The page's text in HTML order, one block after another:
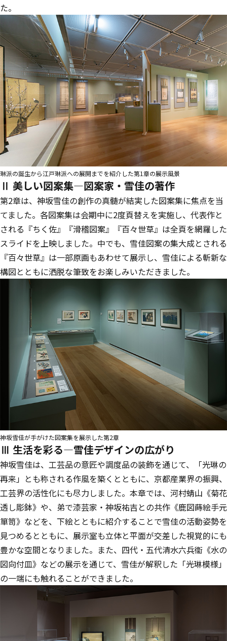
た。
琳派の誕生から江戸琳派への展開までを紹介した第1章の展示風景
Ⅱ 美しい図案集―図案家・雪佳の著作
第2章は、神坂雪佳の創作の真髄が結実した図案集に焦点を当
てました。各図案集は会期中に2度頁替えを実施し、代表作と
される『ちく佐』『滑稽図案』『百々世草』は全頁を網羅した
スライドを上映しました。中でも、雪佳図案の集大成とされる
『百々世草』は一部原画もあわせて展示し、雪佳による斬新な
構図とともに洒脱な筆致をお楽しみいただきました。
神坂雪佳が手がけた図案集を展示した第2章
Ⅲ 生活を彩る―雪佳デザインの広がり
神坂雪佳は、工芸品の意匠や調度品の装飾を通じて、「光琳の
再来」とも称される作風を築くとともに、京都産業界の振興、
工芸界の活性化にも尽力しました。本章では、河村蜻山《菊花
透し彫鉢》や、弟で漆芸家・神坂祐吉との共作《鹿図蒔絵手元
箪笥》などを、下絵とともに紹介することで雪佳の活動姿勢を
見つめるとともに、展示室も立体と平面が交差した視覚的にも
豊かな空間となりました。また、四代・五代清水六兵衞《水の
図向付皿》などの展示を通じて、雪佳が解釈した「光琳模様」
の一端にも触れることができました。